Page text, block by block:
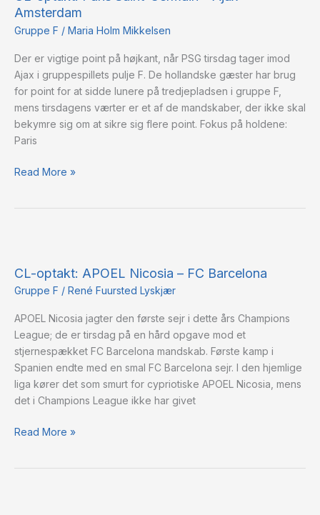
Amsterdam
Gruppe F / Maria Holm Mikkelsen
Der er vigtige point på højkant, når PSG tirsdag tager imod
Ajax i gruppespillets pulje F. De hollandske gæster har brug
for point for at sidde lunere på tredjepladsen i gruppe F,
mens tirsdagens værter er et af de mandskaber, der ikke skal
bekymre sig om at sikre sig flere point. Fokus på holdene:
Paris
Saint-
Germain
Ajax
Amsterdam
Read More »
CL-optakt: APOEL Nicosia – FC Barcelona
Gruppe F / René Fuursted Lyskjær
APOEL Nicosia jagter den første sejr i dette års Champions
League; de er tirsdag på en hård opgave mod et
stjernespækket FC Barcelona mandskab. Første kamp i
Spanien endte med en smal FC Barcelona sejr. I den hjemlige
liga kører det som smurt for cypriotiske APOEL Nicosia, mens
det i Champions League ikke har givet
APOEL
Nicosia
FC
Barcelona
Read More »